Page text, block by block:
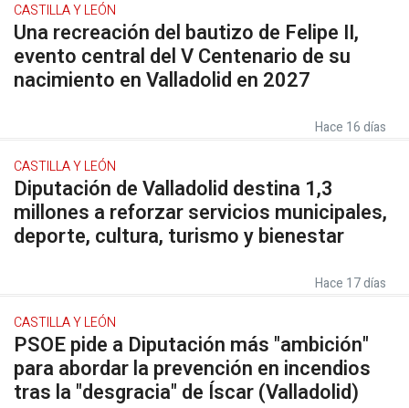
CASTILLA Y LEÓN
Una recreación del bautizo de Felipe II,
evento central del V Centenario de su
nacimiento en Valladolid en 2027
Hace 16 días
CASTILLA Y LEÓN
Diputación de Valladolid destina 1,3
millones a reforzar servicios municipales,
deporte, cultura, turismo y bienestar
Hace 17 días
CASTILLA Y LEÓN
PSOE pide a Diputación más "ambición"
para abordar la prevención en incendios
tras la "desgracia" de Íscar (Valladolid)